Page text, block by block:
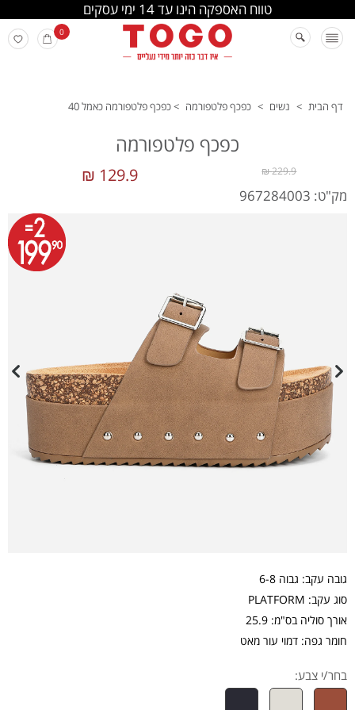
החלפה והחזרה מתבצעת בסניפי הרשת
0
דף הבית > נשים > כפכף פלטפורמה >כפכף פלטפורמה כאמל 40
כפכף פלטפורמה
129.9 ₪ 229.9 ₪
מק"ט: 967284003
גובה עקב: גבוה 6-8
סוג עקב: PLATFORM
אורך סוליה בס"מ: 25.9
חומר גפה: דמוי עור מאט
בחר/י צבע: